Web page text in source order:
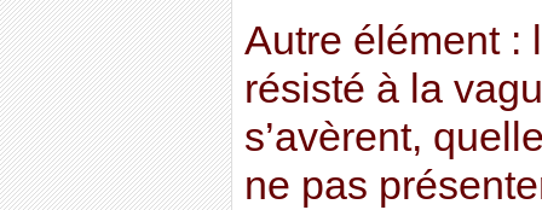
Autre élément :
résisté à la
s’avèrent,
ne pas